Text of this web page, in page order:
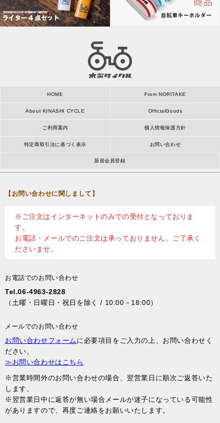
HOME From NORITAKE
About KINASHI CYCLE OfficialGoods
ご利用案内 個人情報保護方針
特定商取引法に基づく表示 お問い合わせ
新規会員登録
【お問い合わせに関しまして】
※ご注文はインターネットのみでの受付となっておりま
す。
お電話・メールでのご注文は承っておりません。ご了承く
ださいませ。
お電話でのお問い合わせ
Tel.06-4963-2828
（土曜・日曜日・祝日を除く / 10:00－18:00）
メールでのお問い合わせ
お問い合わせフォームに必要項目をご入力の上、お問い合わせく
ださい。
≫お問い合わせはこちら
※営業時間外のお問い合わせの場合、翌営業日に順次ご返答いた
します。
※翌営業日中に返答が無い場合メールが迷子になっている可能性
がありますので、再度ご連絡をお願いいたします。